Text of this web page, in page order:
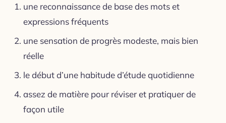
une reconnaissance de base des mots et
expressions fréquents
une sensation de progrès modeste, mais bien
réelle
le début d’une habitude d’étude quotidienne
assez de matière pour réviser et pratiquer de
façon utile